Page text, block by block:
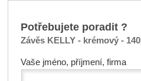
Potřebujete poradit ?
Závěs KELLY - krémový -
Vaše jméno, příjmení, firma